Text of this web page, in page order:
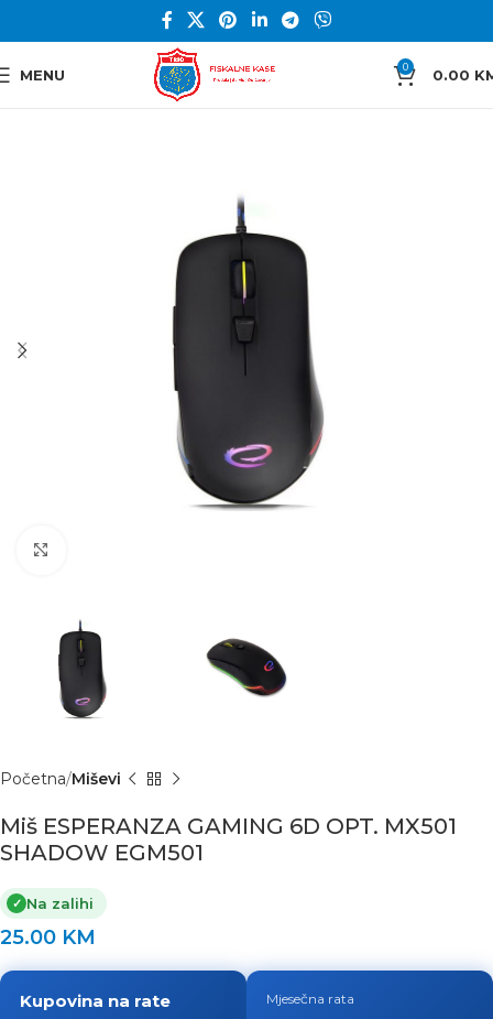
MENU 0 0.00
Početna Miševi
Miš ESPERANZA GAMING 6D OPT. MX501
SHADOW EGM501
✓ Na zalihi
25.00 KM
Kupovina na rate Mjesečna rata